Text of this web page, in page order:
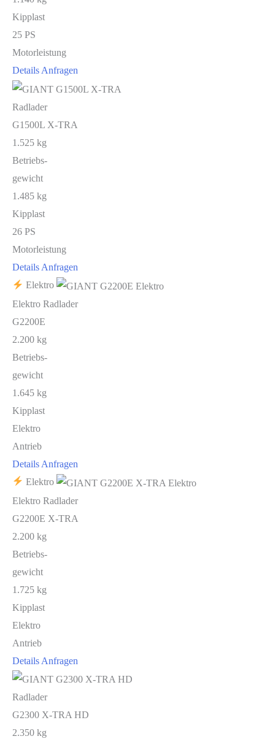
Kipplast
25 PS
Motorleistung
Details Anfragen
Radlader
G1500L X-TRA
1.525 kg
Betriebs-
gewicht
1.485 kg
Kipplast
26 PS
Motorleistung
Details Anfragen
Elektro
Elektro Radlader
G2200E
2.200 kg
Betriebs-
gewicht
1.645 kg
Kipplast
Elektro
Antrieb
Details Anfragen
Elektro
Elektro Radlader
G2200E X-TRA
2.200 kg
Betriebs-
gewicht
1.725 kg
Kipplast
Elektro
Antrieb
Details Anfragen
Radlader
G2300 X-TRA HD
2.350 kg